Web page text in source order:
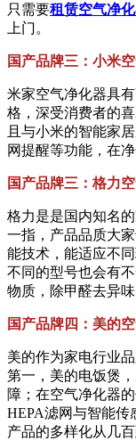
只需要租赁空气净
上门。
国产品牌三：小米
米家空气净化器具
格，深受消费者的
且与小米的智能家
网提醒等功能，在
国产品牌三：格力
格力是是国内知名
一指，产品品质大
能技术，能适应不
不同的型号也会有
物质，除甲醛去异味
国产品牌四：美的
美的作为家电行业
第一，美的电饭煲
障；在空气净化器
HEPA滤网与智能传
产品的多样化从几